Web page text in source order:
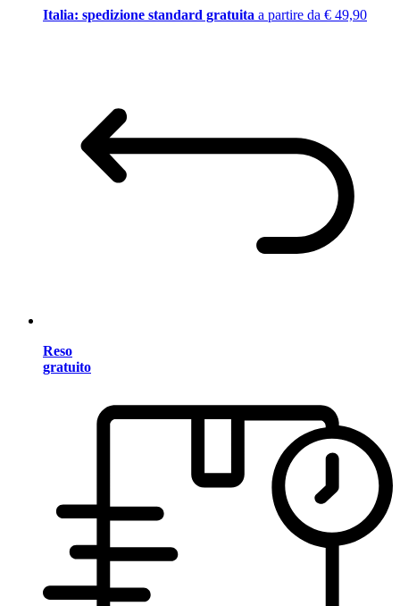
Italia: spedizione standard gratuita a partire da € 49,90
Reso
gratuito